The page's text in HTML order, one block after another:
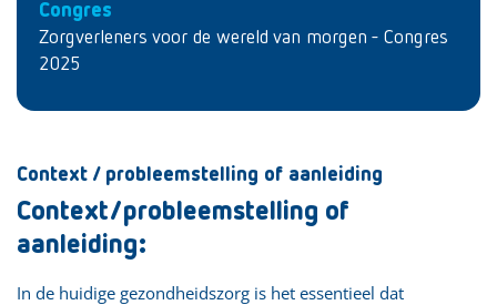
Congres
Zorgverleners voor de wereld van morgen - Congres
2025
Context / probleemstelling of aanleiding
Context/probleemstelling of
aanleiding:
In de huidige gezondheidszorg is het essentieel dat